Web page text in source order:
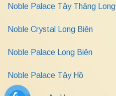
Noble Palace Tây Thăng Long
Noble Crystal Long Biên
Noble Palace Long Biên
Noble Palace Tây Hồ